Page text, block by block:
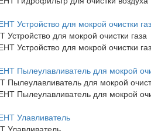
для мокрой очистки газа
для мокрой
Улавливатель